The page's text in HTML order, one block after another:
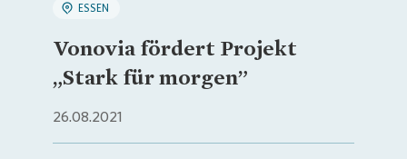
Zuhause finden
Mein Zuhause
Meine Stadt
ESSEN
Vonovia fördert Projekt
„Stark für morgen”
26.08.2021